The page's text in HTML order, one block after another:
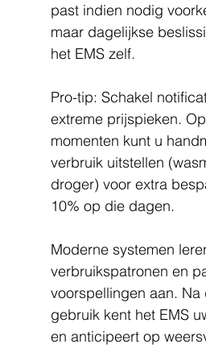
past indien nodig
maar dagelijkse
het EMS zelf.
Pro-tip: Schakel
extreme prijspieken.
momenten kunt u
verbruik uitstellen
droger) voor extra
10% op die dagen.
Moderne systemen
verbruikspatronen en
voorspellingen aan. Na
gebruik kent het EMS
en anticipeert op